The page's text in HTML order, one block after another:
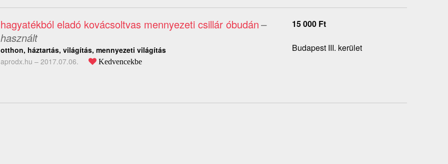
hagyatékból eladó kovácsoltvas mennyezeti csillár óbudán–
használt
otthon, háztartás, világítás, mennyezeti világítás
aprodx.hu – 2017.07.06. Kedvencekbe
15 000 Ft
Budapest III. kerület